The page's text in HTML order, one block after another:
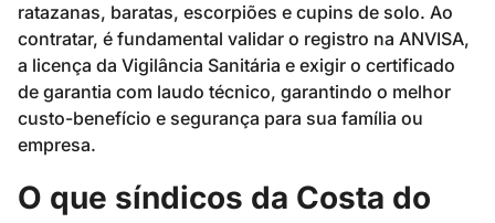
ratazanas, baratas, escorpiões e cupins de solo. Ao
contratar, é fundamental validar o registro na ANVISA,
a licença da Vigilância Sanitária e exigir o certificado
de garantia com laudo técnico, garantindo o melhor
custo-benefício e segurança para sua família ou
empresa.
O que síndicos da Costa do